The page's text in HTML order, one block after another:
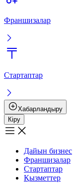
Франшизалар
Стартаптар
Хабарландыру
Кіру
Дайын бизнес
Франшизалар
Стартаптар
Қызметтер